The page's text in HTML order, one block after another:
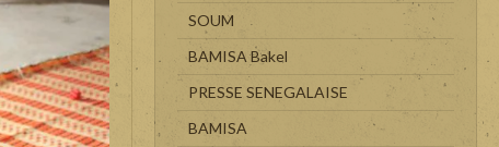
SOUM
BAMISA Bakel
PRESSE SENEGALAISE
BAMISA